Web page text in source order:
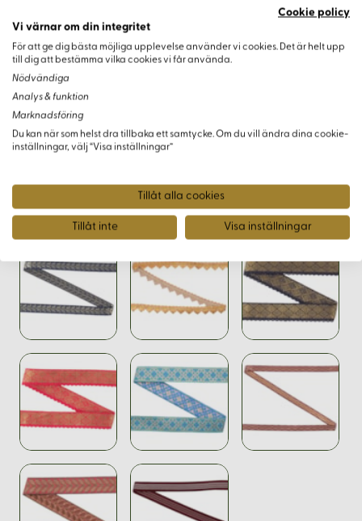
personliga stil. De är lätta att använda och erbjuder stor
kreativ frihet.
Köpinformation
Minsta beställningsmängd för dekorband är 50 cm, vilket ger
dig möjlighet att köpa exakt det du behöver.
Varianter
Cookie policy
Vi värnar om din integritet
För att ge dig bästa möjliga upplevelse använder vi cookies. Det är helt upp
till dig att bestämma vilka cookies vi får använda.
Nödvändiga
Analys & funktion
Marknadsföring
Du kan när som helst dra tillbaka ett samtycke. Om du vill ändra dina cookie-
inställningar, välj “Visa inställningar”
Tillåt alla cookies
Tillåt inte Visa inställningar